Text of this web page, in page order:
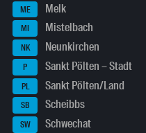
ME Melk
MI Mistelbach
NK Neunkirchen
P Sankt Pölten – Stadt
PL Sankt Pölten/Land
SB Scheibbs
SW Schwechat